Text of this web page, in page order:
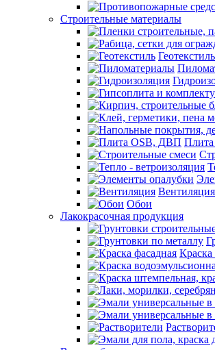
Строительные материалы
Геотекстиль
Вентиляция
Обои
Лакокрасочная продукция
Краска